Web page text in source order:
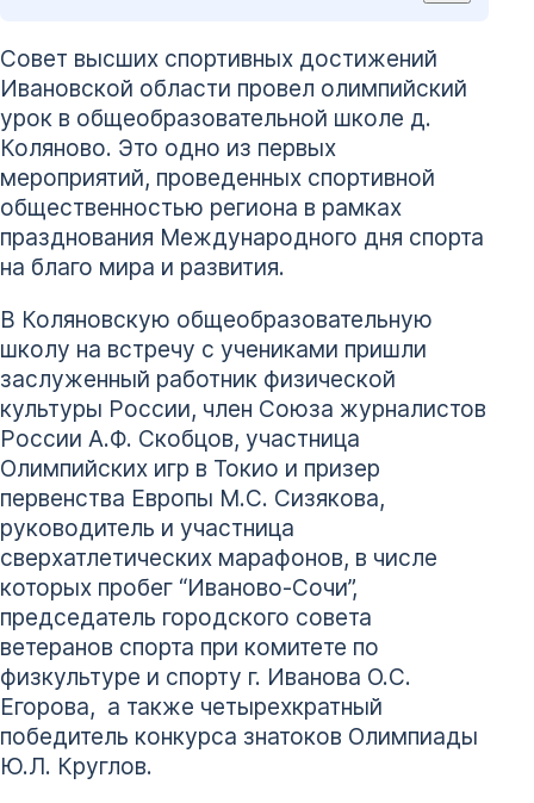
Совет высших спортивных достижений
Ивановской области провел олимпийский
урок в общеобразовательной школе д.
Коляново. Это одно из первых
мероприятий, проведенных спортивной
общественностью региона в рамках
празднования Международного дня спорта
на благо мира и развития.
В Коляновскую общеобразовательную
школу на встречу с учениками пришли
заслуженный работник физической
культуры России, член Союза журналистов
России А.Ф. Скобцов, участница
Олимпийских игр в Токио и призер
первенства Европы М.С. Сизякова,
руководитель и участница
сверхатлетических марафонов, в числе
которых пробег “Иваново-Сочи”,
председатель городского совета
ветеранов спорта при комитете по
физкультуре и спорту г. Иванова О.С.
Егорова, а также четырехкратный
победитель конкурса знатоков Олимпиады
Ю.Л. Круглов.